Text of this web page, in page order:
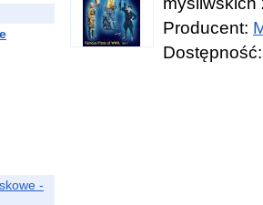
-
Producent: